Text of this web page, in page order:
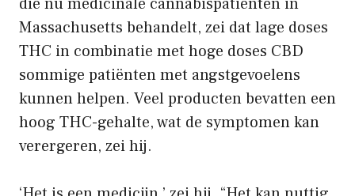
Massachusetts behandelt, zei dat lage doses
THC in combinatie met hoge doses CBD
sommige patiënten met angstgevoelens
kunnen helpen. Veel producten bevatten een
hoog THC-gehalte, wat de symptomen kan
verergeren, zei hij.